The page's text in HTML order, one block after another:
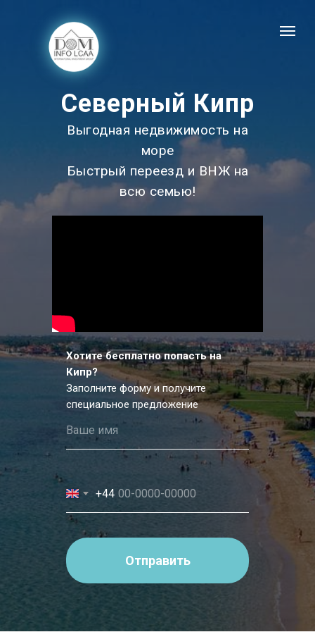
Северный Кипр
Выгодная недвижимость на
море
Быстрый переезд и ВНЖ на
всю семью!
Хотите бесплатно попасть на
Кипр?
Заполните форму и получите
специальное предложение
+44
Отправить